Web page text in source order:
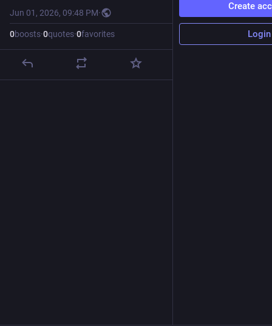
Jun 01, 2026, 09:48 PM·
0boosts·0quotes·0favorites
Create
Login